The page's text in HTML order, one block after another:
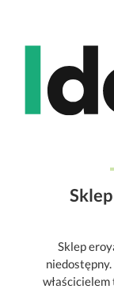
Sklep